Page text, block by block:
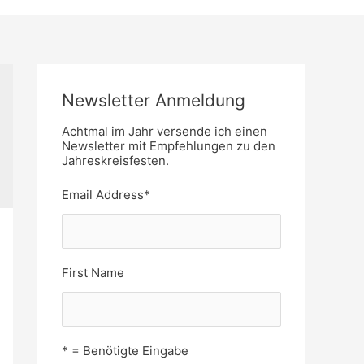
Newsletter Anmeldung
Achtmal im Jahr versende ich einen
Newsletter mit Empfehlungen zu den
Jahreskreisfesten.
Email Address*
First Name
* = Benötigte Eingabe